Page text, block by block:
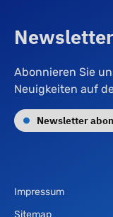
Abonnieren Sie
Neuigkeiten auf
Newsletter
Impressum